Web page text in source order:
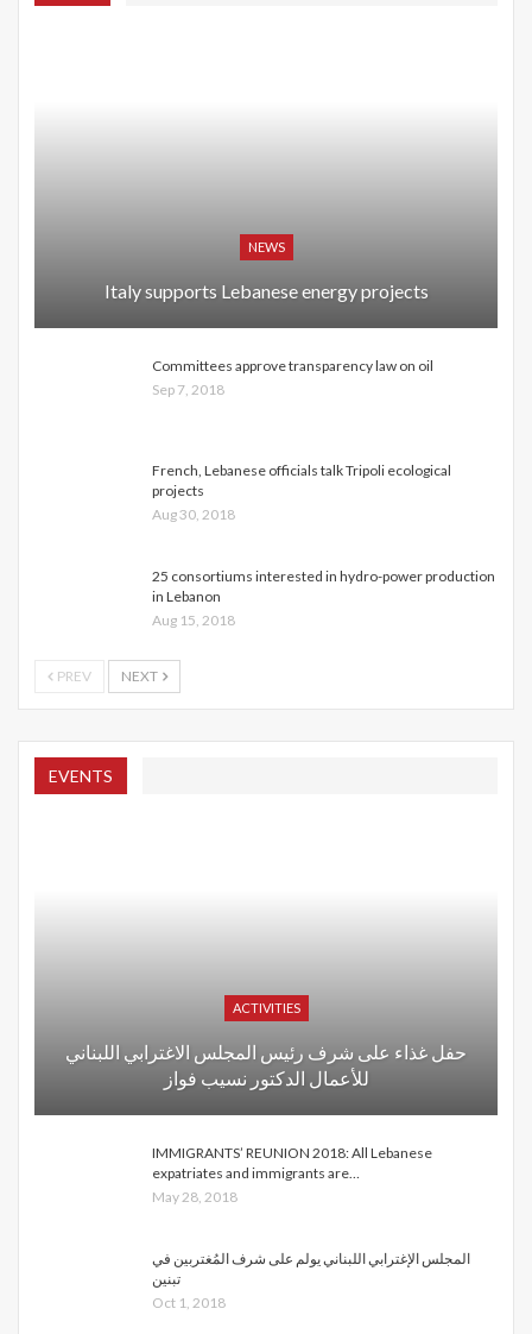
NEWS
Italy supports Lebanese energy projects
Committees approve transparency law on oil
Sep 7, 2018
French, Lebanese officials talk Tripoli ecological
projects
Aug 30, 2018
25 consortiums interested in hydro-power production
in Lebanon
Aug 15, 2018
PREV NEXT
EVENTS
ACTIVITIES
حفل غذاء على شرف رئيس المجلس الاغترابي اللبناني
للأعمال الدكتور نسيب فواز
IMMIGRANTS’ REUNION 2018: All Lebanese
expatriates and immigrants are…
May 28, 2018
المجلس الإغترابي اللبناني يولم على شرف المُغتربين في
تبنين
Oct 1, 2018